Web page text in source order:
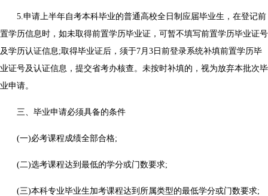
5.申请上半年自考本科毕业的普通高校全日制应届毕业生，在登记前
置学历信息时，如未取得前置学历毕业证，可暂不填写前置学历毕业证号
及学历认证信息;取得毕业证后，须于7月3日前登录系统补填前置学历毕
业证号及认证信息，提交省考办核查。未按时补填的，视为放弃本批次毕
业申请。
三、毕业申请必须具备的条件
(一)必考课程成绩全部合格;
(二)选考课程达到最低的学分或门数要求;
(三)本科专业毕业生加考课程达到所属类型的最低学分或门数要求;